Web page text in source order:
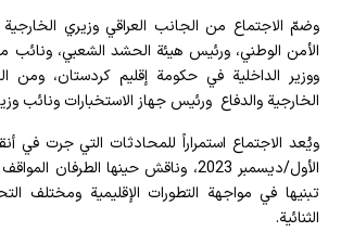
وضمّ الاجتماع من الجانب العراقي وزيري الخارجية
الأمن الوطني، ورئيس هيئة الحشد الشعبي، ونائب
ووزير الداخلية في حكومة إقليم كردستان، ومن
الخارجية والدفاع ورئيس جهاز الاستخبارات ونائب
الأول/ديسمبر 2023، وناقش حينها الطرفان
تبنيها في مواجهة التطورات الإقليمية ومختلف
الثنائية.